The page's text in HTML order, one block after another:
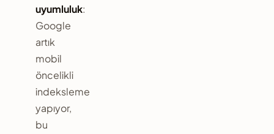
uyumluluk:
Google
artık
mobil
öncelikli
indeksleme
yapıyor,
bu